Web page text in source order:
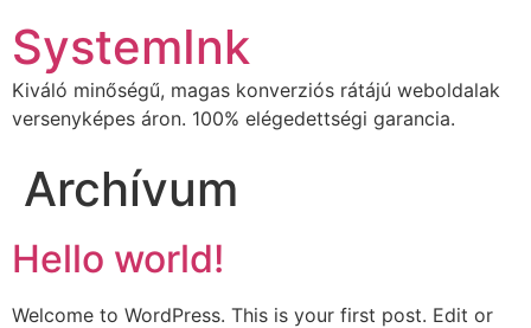
SystemInk
Kiváló minőségű, magas konverziós rátájú weboldalak
versenyképes áron. 100% elégedettségi garancia.
Archívum
Hello world!
Welcome to WordPress. This is your first post. Edit or